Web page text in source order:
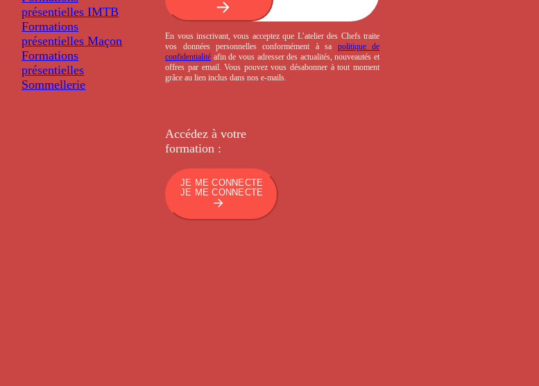
présentielles IMTB
Formations
présentielles Maçon
Formations
présentielles
Sommellerie
En vous inscrivant, vous acceptez que L’atelier des Chefs traite
vos données personnelles conformément à sa politique de
confidentialité afin de vous adresser des actualités, nouveautés et
offres par email. Vous pouvez vous désabonner à tout moment
grâce au lien inclus dans nos e-mails.
Accédez à votre
formation :
JE ME CONNECTE
JE ME CONNECTE